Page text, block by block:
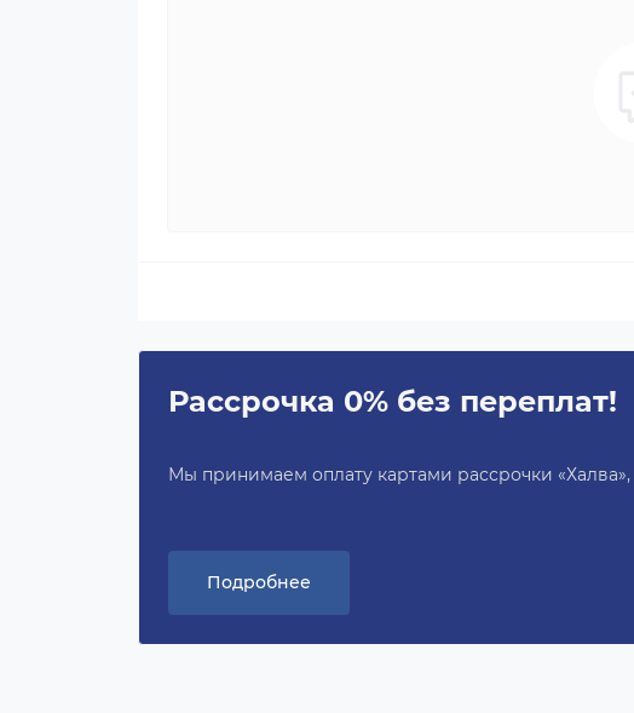
Рассрочка 0% без переплат!
Мы принимаем оплату картами рассрочки «Халва»,
Подробнее